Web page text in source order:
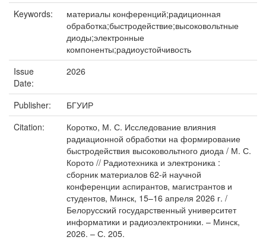
Keywords:
материалы конференций;радиционная
обработка;быстродействие;высоковольтные
диоды;электронные
компоненты;радиоустойчивость
Issue
Date:
2026
Publisher:
БГУИР
Citation:
Коротко, М. С. Исследование влияния
радиационной обработки на формирование
быстродействия высоковольтного диода / М. С.
Корото // Радиотехника и электроника :
сборник материалов 62-й научной
конференции аспирантов, магистрантов и
студентов, Минск, 15–16 апреля 2026 г. /
Белорусский государственный университет
информатики и радиоэлектроники. – Минск,
2026. – С. 205.